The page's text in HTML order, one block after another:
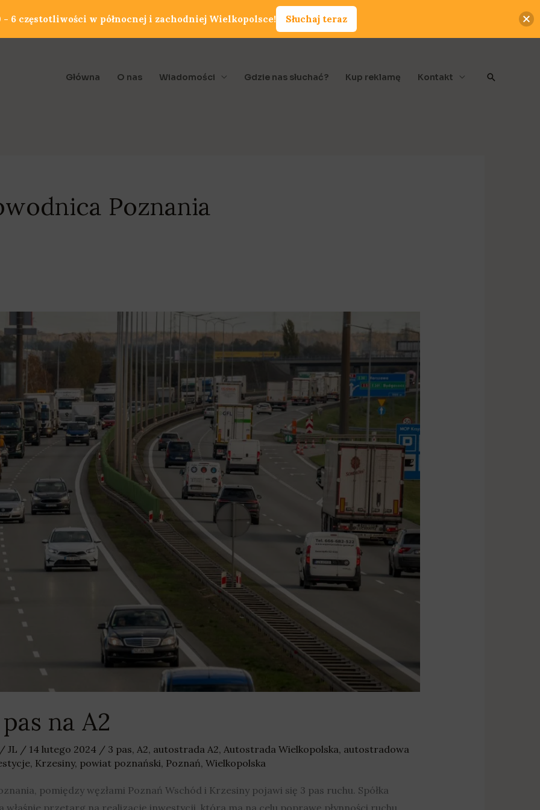
Główna O nas Wiadomości Gdzie nas słuchać? Kup reklamę Kontakt Szukaj
Poznania
na A2
JL / 14 lutego 2024 / 3 pas, A2, autostrada A2, Autostrada Wielkopolska, autostradowa
, Krzesiny, powiat poznański, Poznań, Wielkopolska
pomiędzy węzłami Poznań Wschód i Krzesiny pojawi się 3 pas ruchu. Spółka
6 częstotliwości w północnej i zachodniej Wielkopolsce! Słuchaj teraz